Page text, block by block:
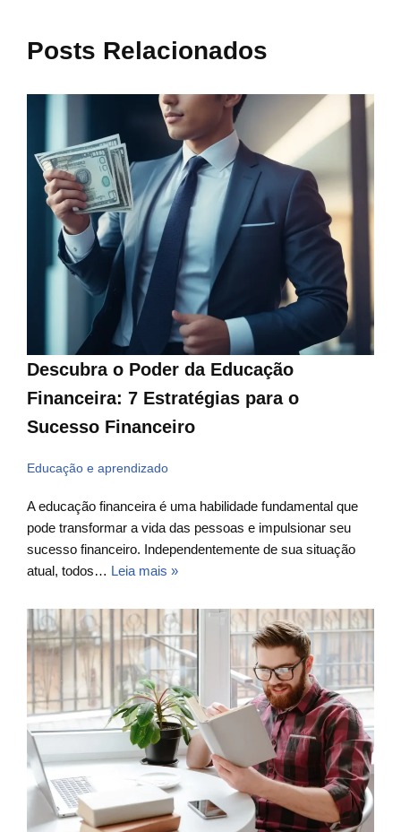
Posts Relacionados
Descubra o Poder da Educação
Financeira: 7 Estratégias para o
Sucesso Financeiro
Educação e aprendizado
A educação financeira é uma habilidade fundamental que
pode transformar a vida das pessoas e impulsionar seu
sucesso financeiro. Independentemente de sua situação
atual, todos… Leia mais »